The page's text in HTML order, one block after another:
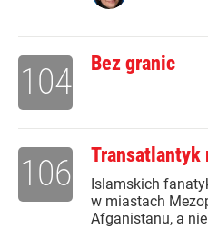
Bez granic
104
Transatlantyk
Islamskich
w miastach
Afganistanu, a
106